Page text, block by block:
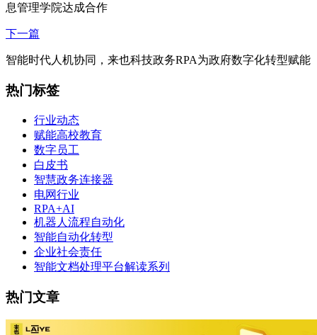
息管理学院达成合作
下一篇
智能时代人机协同，来也科技政务RPA为政府数字化转型赋能
热门标签
行业动态
赋能高校教育
数字员工
白皮书
智慧政务连接器
电网行业
RPA+AI
机器人流程自动化
智能自动化转型
企业社会责任
智能文档处理平台解读系列
热门文章